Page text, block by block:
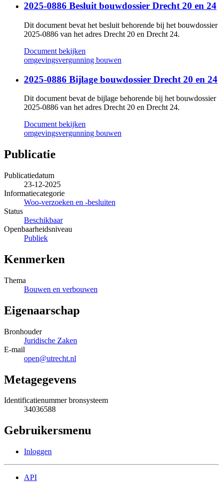
2025-0886 Besluit bouwdossier Drecht 20 en 24
Dit document bevat het besluit behorende bij het bouwdossier
2025-0886 van het adres Drecht 20 en Drecht 24.
Document bekijken
omgevingsvergunning bouwen
2025-0886 Bijlage bouwdossier Drecht 20 en 24
Dit document bevat de bijlage behorende bij het bouwdossier
2025-0886 van het adres Drecht 20 en Drecht 24.
Document bekijken
omgevingsvergunning bouwen
Publicatie
Publicatiedatum
23-12-2025
Informatiecategorie
Woo-verzoeken en -besluiten
Status
Beschikbaar
Openbaarheidsniveau
Publiek
Kenmerken
Thema
Bouwen en verbouwen
Eigenaarschap
Bronhouder
Juridische Zaken
E-mail
open@utrecht.nl
Metagegevens
Identificatienummer bronsysteem
34036588
Gebruikersmenu
Inloggen
API